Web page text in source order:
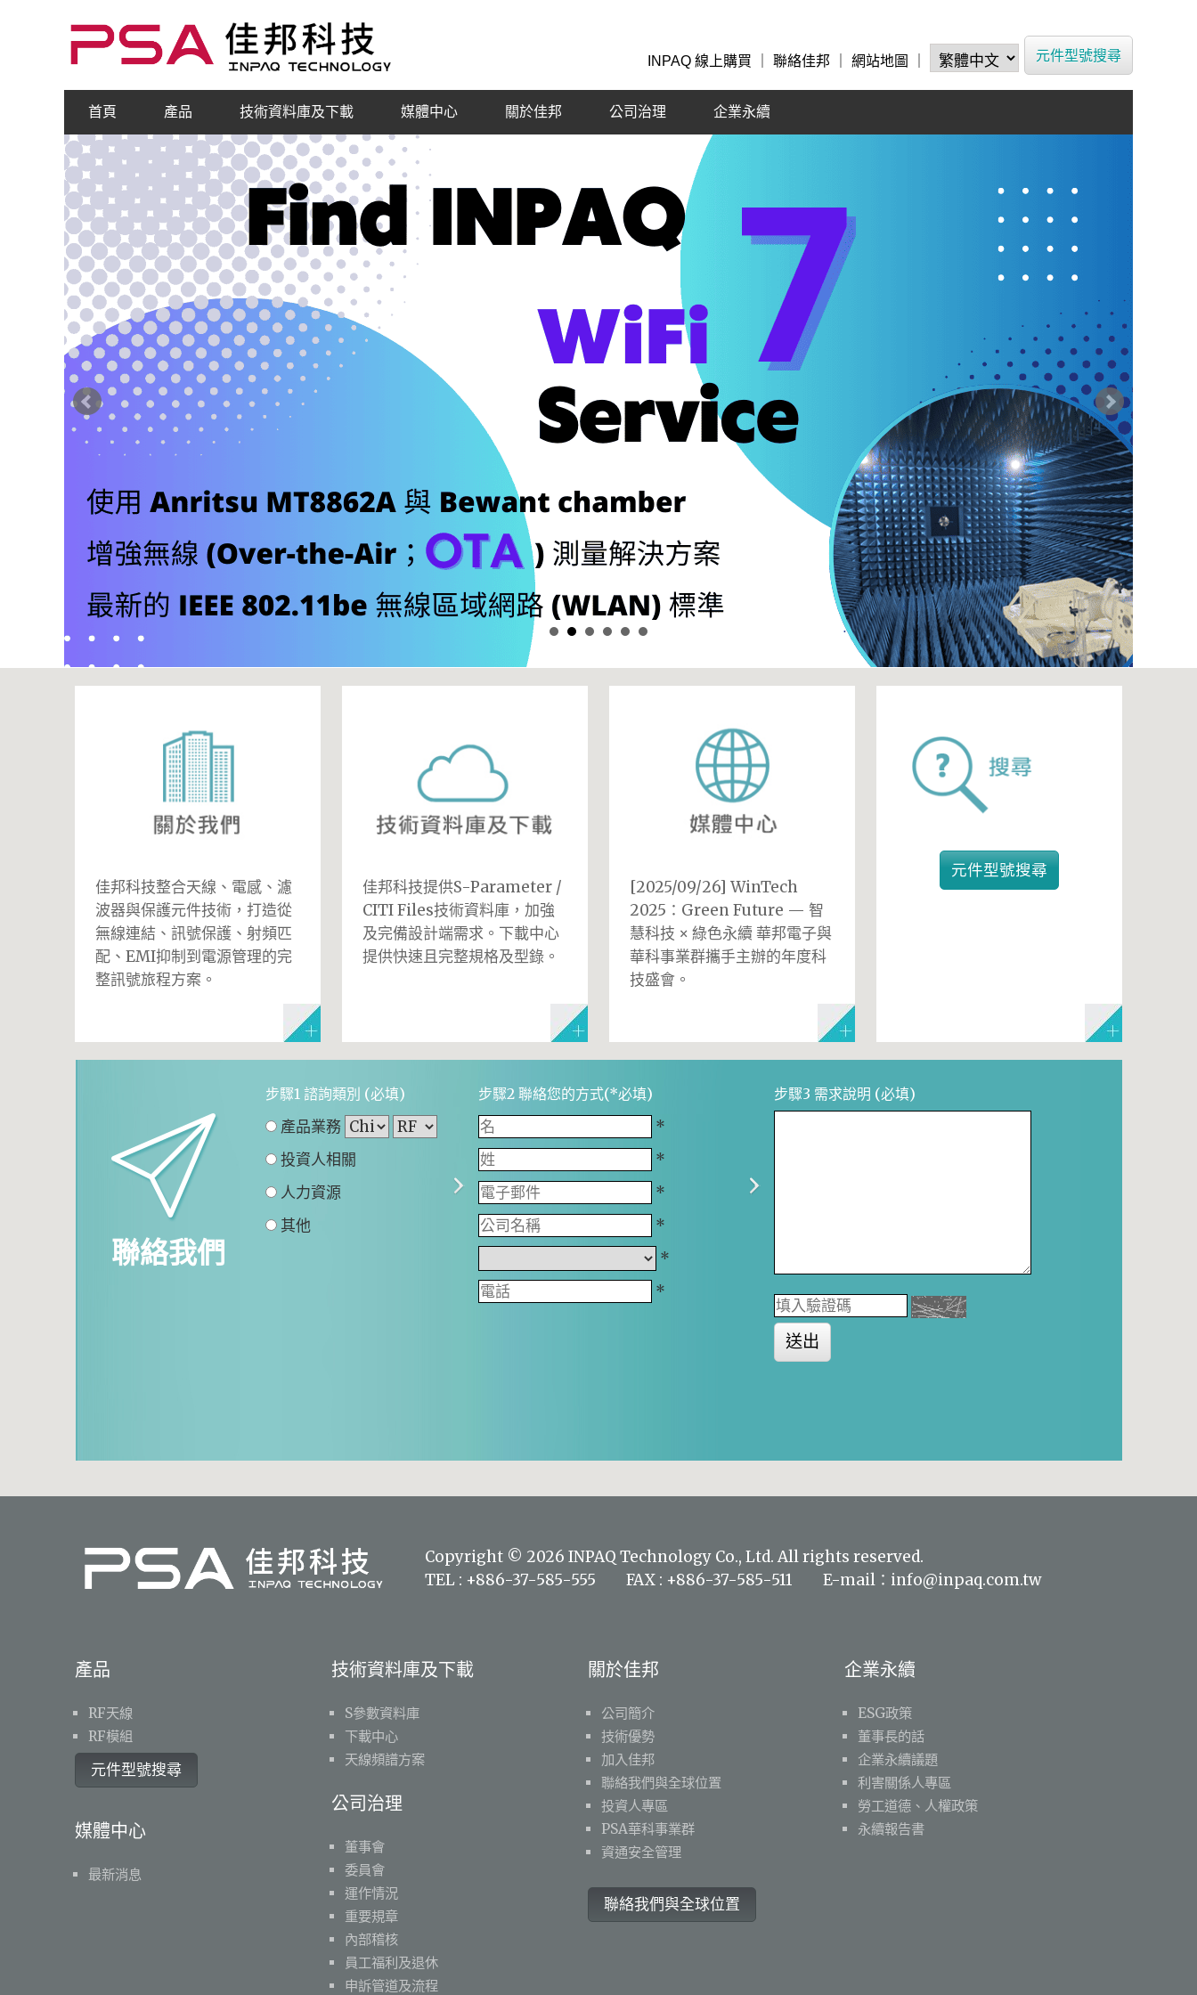
INPAQ 線上購買 聯絡佳邦 網站地圖 元件型號搜尋
首頁 產品 技術資料庫及下載 媒體中心 關於佳邦 公司治理 企業永續
佳邦科技整合天線、電感、濾
波器與保護元件技術，打造從
無線連結、訊號保護、射頻匹
配、EMI抑制到電源管理的完
整訊號旅程方案。
佳邦科技提供S-Parameter /
CITI Files技術資料庫，加強
及完備設計端需求。下載中心
提供快速且完整規格及型錄。
[2025/09/26] WinTech
2025：Green Future — 智
慧科技 × 綠色永續 華邦電子與
華科事業群攜手主辦的年度科
技盛會。
元件型號搜尋
聯絡我們
步驟1 諮詢類別 (必填)
產品業務
投資人相關
人力資源
其他
步驟2 聯絡您的方式(*必填)
*
*
*
*
*
*
步驟3 需求說明 (必填)
送出
Copyright © 2026 INPAQ Technology Co., Ltd. All rights reserved.
TEL : +886-37-585-555 FAX : +886-37-585-511 E-mail： info@inpaq.com.tw
產品
RF天線
RF模組
元件型號搜尋
媒體中心
最新消息
技術資料庫及下載
S參數資料庫
下載中心
天線頻譜方案
公司治理
董事會
委員會
運作情況
重要規章
內部稽核
員工福利及退休
申訴管道及流程
關於佳邦
公司簡介
技術優勢
加入佳邦
聯絡我們與全球位置
投資人專區
PSA華科事業群
資通安全管理
聯絡我們與全球位置
企業永續
ESG政策
董事長的話
企業永續議題
利害關係人專區
勞工道德、人權政策
永續報告書